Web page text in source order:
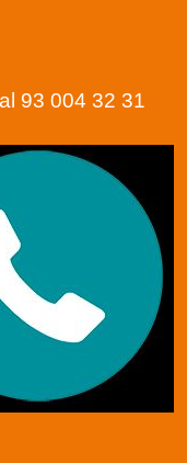
93 004 32 31